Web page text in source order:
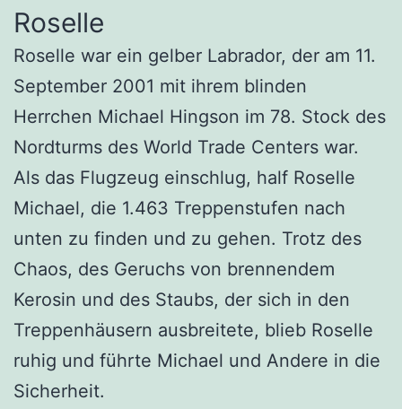
Roselle
Roselle war ein gelber Labrador, der am 11.
September 2001 mit ihrem blinden
Herrchen Michael Hingson im 78. Stock des
Nordturms des World Trade Centers war.
Als das Flugzeug einschlug, half Roselle
Michael, die 1.463 Treppenstufen nach
unten zu finden und zu gehen. Trotz des
Chaos, des Geruchs von brennendem
Kerosin und des Staubs, der sich in den
Treppenhäusern ausbreitete, blieb Roselle
ruhig und führte Michael und Andere in die
Sicherheit.